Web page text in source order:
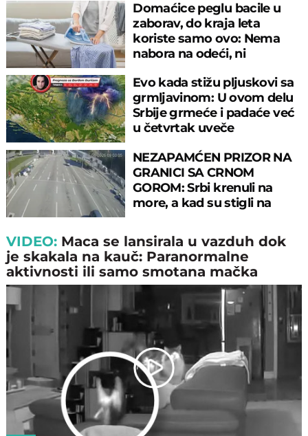
Domaćice peglu bacile u
zaborav, do kraja leta
koriste samo ovo: Nema
nabora na odeći, ni
Evo kada stižu pljuskovi sa
grmljavinom: U ovom delu
Srbije grmeće i padaće već
u četvrtak uveče
NEZAPAMĆEN PRIZOR NA
GRANICI SA CRNOM
GOROM: Srbi krenuli na
more, a kad su stigli na
VIDEO: Maca se lansirala u vazduh dok
je skakala na kauč: Paranormalne
aktivnosti ili samo smotana mačka
Play
Video